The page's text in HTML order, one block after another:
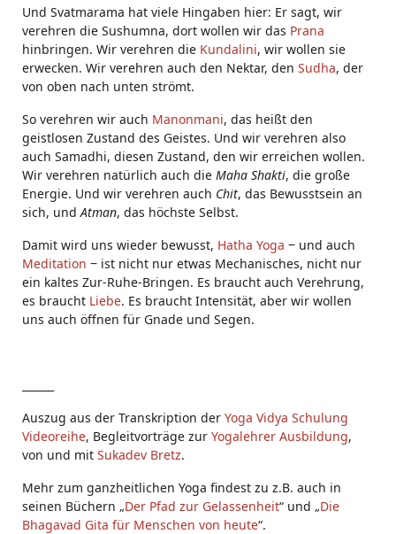
Und Svatmarama hat viele Hingaben hier: Er sagt, wir
verehren die Sushumna, dort wollen wir das Prana
hinbringen. Wir verehren die Kundalini, wir wollen sie
erwecken. Wir verehren auch den Nektar, den Sudha, der
von oben nach unten strömt.
So verehren wir auch Manonmani, das heißt den
geistlosen Zustand des Geistes. Und wir verehren also
auch Samadhi, diesen Zustand, den wir erreichen wollen.
Wir verehren natürlich auch die Maha Shakti, die große
Energie. Und wir verehren auch Chit, das Bewusstsein an
sich, und Atman, das höchste Selbst.
Damit wird uns wieder bewusst, Hatha Yoga ‒ und auch
Meditation ‒ ist nicht nur etwas Mechanisches, nicht nur
ein kaltes Zur-Ruhe-Bringen. Es braucht auch Verehrung,
es braucht Liebe. Es braucht Intensität, aber wir wollen
uns auch öffnen für Gnade und Segen.
Auszug aus der Transkription der Yoga Vidya Schulung
Videoreihe, Begleitvorträge zur Yogalehrer Ausbildung,
von und mit Sukadev Bretz.
Mehr zum ganzheitlichen Yoga findest zu z.B. auch in
seinen Büchern „Der Pfad zur Gelassenheit“ und „Die
Bhagavad Gita für Menschen von heute“.